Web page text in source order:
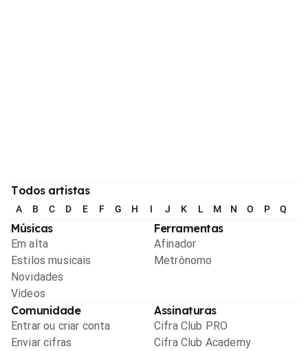
Todos artistas
A B C D E F G H I J K L M N O P Q
Músicas
Em alta
Estilos musicais
Novidades
Videos
Ferramentas
Afinador
Metrônomo
Comunidade
Entrar ou criar conta
Enviar cifras
Assinaturas
Cifra Club PRO
Cifra Club Academy